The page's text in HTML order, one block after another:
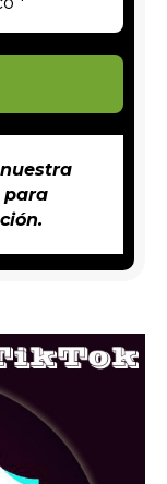
para